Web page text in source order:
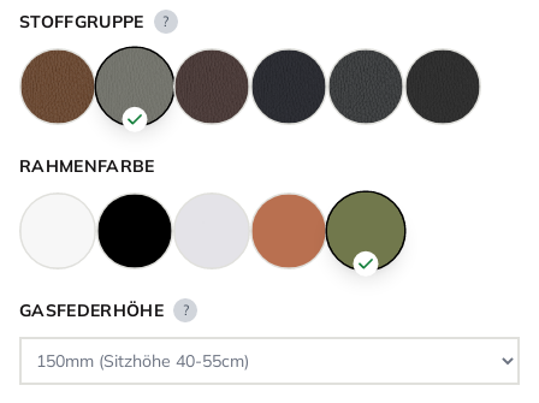
STOFFGRUPPE ?
RAHMENFARBE
GASFEDERHÖHE ?